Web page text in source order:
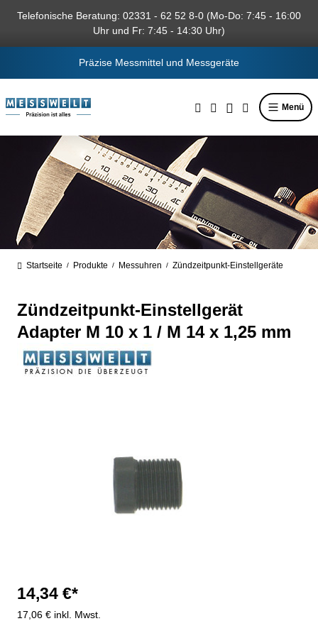
springen
Telefonische Beratung: 02331 - 62 52 8-0 (Mo-Do: 7:45 - 16:00
Uhr und Fr: 7:45 - 14:30 Uhr)
Präzise Messmittel und Messgeräte
Menü
Startseite / Produkte / Messuhren / Zündzeitpunkt-Einstellgeräte
Zündzeitpunkt-Einstellgerät
Adapter M 10 x 1 / M 14 x 1,25 mm
14,34 €*
17,06 € inkl. Mwst.